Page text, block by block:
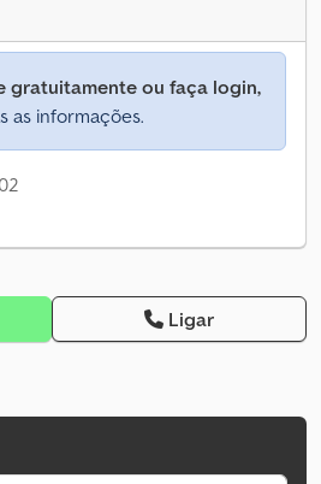
gratuitamente ou faça login,
as informações.
Ligar